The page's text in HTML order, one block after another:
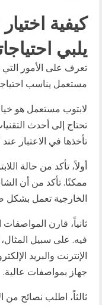
كيفية
يلبي
تعرف على الأمور التي
مستعمل يناسب
لابتوب مستعمل هو
تحتاج إلى أحدث
تأخذها في الاعتبار
أولاً، تأكد من حالة
ممكنًا. تأكد من أن
الخارجية تعمل بشكل
ثانياً، قارن
فيه. على سبيل
الإنترنت والبريد
جهاز بمواصفات عالية.
ثالثاً، اطلب نصائح من